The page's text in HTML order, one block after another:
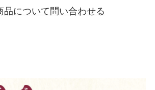
品について問い合わせる